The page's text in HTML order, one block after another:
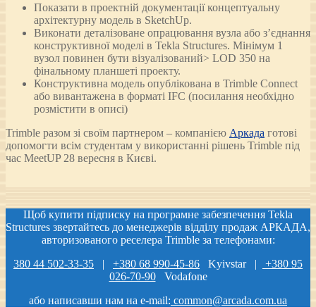
Показати в проектній документації концептуальну
архітектурну модель в SketchUp.
Виконати деталізоване опрацювання вузла або з’єднання
конструктивної моделі в Tekla Structures. Мінімум 1
вузол повинен бути візуалізований> LOD 350 на
фінальному планшеті проекту.
Конструктивна модель опублікована в Trimble Connect
або вивантажена в форматі IFC (посилання необхідно
розмістити в описі)
Trimble разом зі своїм партнером – компанією Аркада готові
допомогти всім студентам у використанні рішень Trimble під
час MeetUP 28 вересня в Києві.
Щоб купити підписку на програмне забезпечення Tekla
Structures звертайтесь до менеджерів відділу продаж АРКАДА,
авторизованого реселера Trimble за телефонами:
380 44 502-33-35 | +380 68 990-45-86 Kyivstar |
+380 95
026-70-90Vodafone
або написавши нам на e-mail: common@arcada.com.ua